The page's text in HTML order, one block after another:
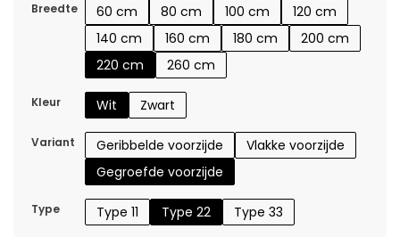
Breedte 60 cm 80 cm 100 cm
120 cm
140 cm
160 cm 180 cm
200 cm
220 cm
260 cm
Kleur Wit Zwart
Variant Geribbelde voorzijde
Vlakke voorzijde
Gegroefde voorzijde
Type Type 11 Type 22 Type 33